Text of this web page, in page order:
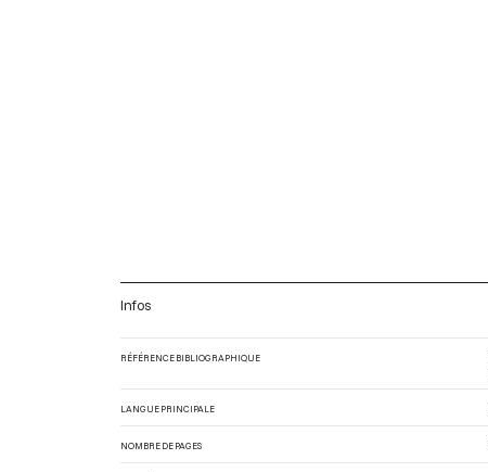
Infos
RÉFÉRENCE BIBLIOGRAPHIQUE
LANGUE PRINCIPALE
NOMBRE DE PAGES